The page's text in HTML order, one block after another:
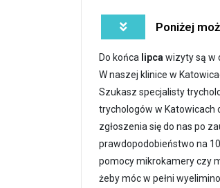
Poniżej
Do końca lipca wizyty są w
W naszej klinice w
Szukasz specjalisty
trychologów w Katowicach
zgłoszenia się do nas po
prawdopodobieństwo na
pomocy mikrokamery czy
żeby móc w pełni